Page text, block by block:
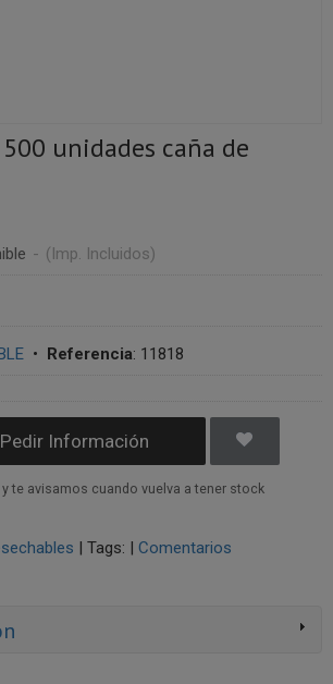
unidades caña de
- (Imp. Incluidos)
• Referencia: 11818
Pedir Información
y te avisamos cuando vuelva a tener stock
| Tags: | Comentarios